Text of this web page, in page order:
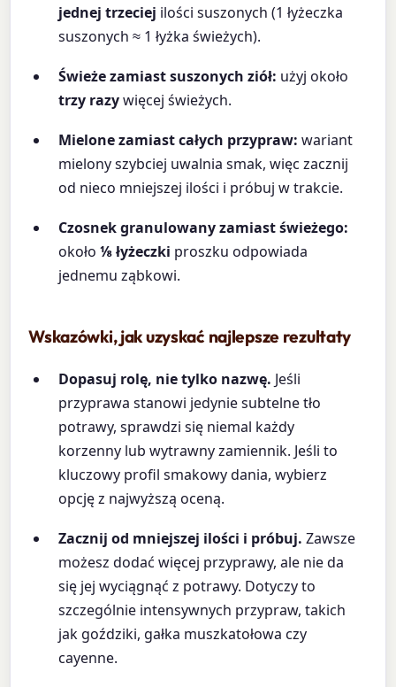
jednej trzeciej ilości suszonych (1 łyżeczka
suszonych ≈ 1 łyżka świeżych).
Świeże zamiast suszonych ziół: użyj około
trzy razywięcej świeżych.
Mielone zamiast całych przypraw: wariant
mielony szybciej uwalnia smak, więc zacznij
od nieco mniejszej ilości i próbuj w trakcie.
Czosnek granulowany zamiast świeżego:
około⅛ łyżeczki proszku odpowiada
jednemu ząbkowi.
Wskazówki, jak uzyskać najlepsze rezultaty
Dopasuj rolę, nie tylko nazwę. Jeśli
przyprawa stanowi jedynie subtelne tło
potrawy, sprawdzi się niemal każdy
korzenny lub wytrawny zamiennik. Jeśli to
kluczowy profil smakowy dania, wybierz
opcję z najwyższą oceną.
Zacznij od mniejszej ilości i próbuj. Zawsze
możesz dodać więcej przyprawy, ale nie da
się jej wyciągnąć z potrawy. Dotyczy to
szczególnie intensywnych przypraw, takich
jak goździki, gałka muszkatołowa czy
cayenne.